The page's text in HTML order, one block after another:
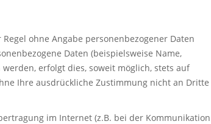
ohne Angabe personenbezogener Daten
Daten (beispielsweise Name,
erfolgt dies, soweit möglich, stets auf
Ihre ausdrückliche Zustimmung nicht an Dritte
im Internet (z.B. bei der Kommunikation